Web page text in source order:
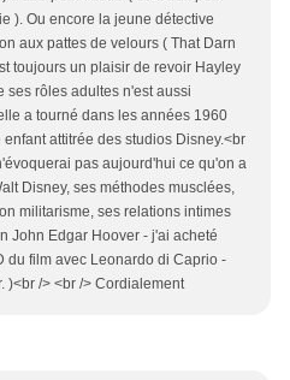
). Ou encore la jeune détective
aux pattes de velours ( That Darn
toujours un plaisir de revoir Hayley
ses rôles adultes n'est aussi
a tourné dans les années 1960
attitrée des studios Disney.<br
pas aujourd'hui ce qu'on a
Disney, ses méthodes musclées,
militarisme, ses relations intimes
John Edgar Hoover - j'ai acheté
du film avec Leonardo di Caprio -
)<br /> <br /> Cordialement